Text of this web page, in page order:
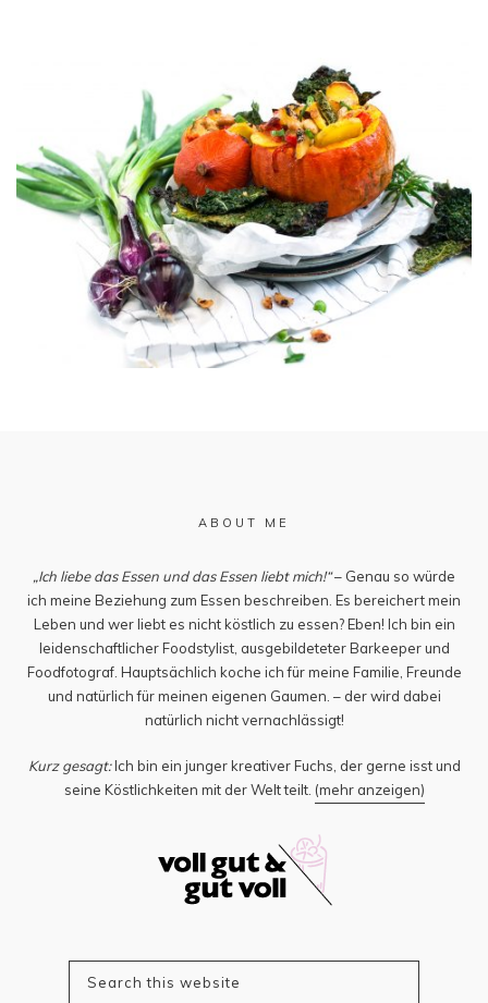
ABOUT ME
„Ich liebe das Essen und das Essen liebt mich!“– Genau so würde
ich meine Beziehung zum Essen beschreiben. Es bereichert mein
Leben und wer liebt es nicht köstlich zu essen? Eben! Ich bin ein
leidenschaftlicher Foodstylist, ausgebildeteter Barkeeper und
Foodfotograf. Hauptsächlich koche ich für meine Familie, Freunde
und natürlich für meinen eigenen Gaumen. – der wird dabei
natürlich nicht vernachlässigt!
Kurz gesagt:Ich bin ein junger kreativer Fuchs, der gerne isst und
seine Köstlichkeiten mit der Welt teilt. (mehr anzeigen)